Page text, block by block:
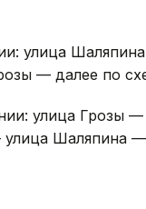
улица
— далее по
улица Грозы
Шаляпина